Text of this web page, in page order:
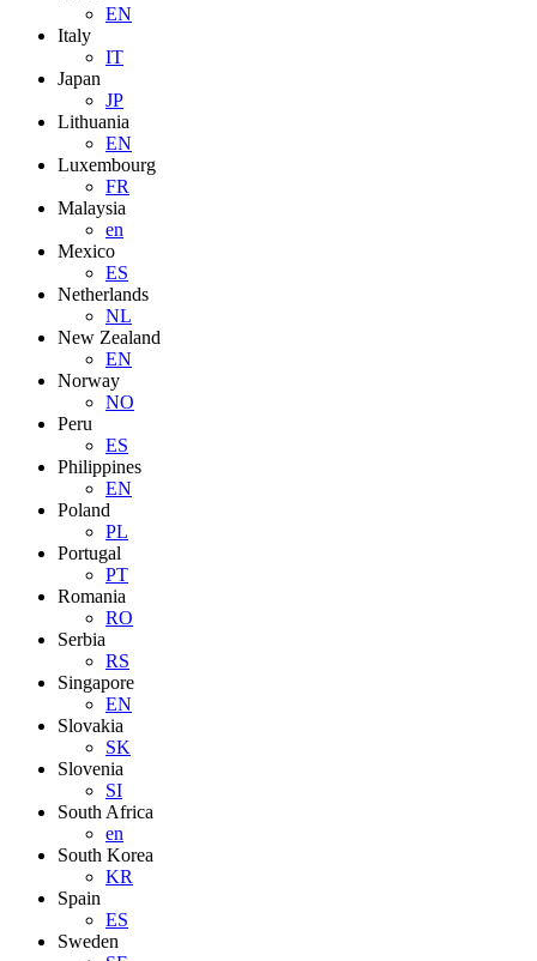
EN
Italy
IT
Japan
JP
Lithuania
EN
Luxembourg
FR
Malaysia
en
Mexico
ES
Netherlands
NL
New Zealand
EN
Norway
NO
Peru
ES
Philippines
EN
Poland
PL
Portugal
PT
Romania
RO
Serbia
RS
Singapore
EN
Slovakia
SK
Slovenia
SI
South Africa
en
South Korea
KR
Spain
ES
Sweden